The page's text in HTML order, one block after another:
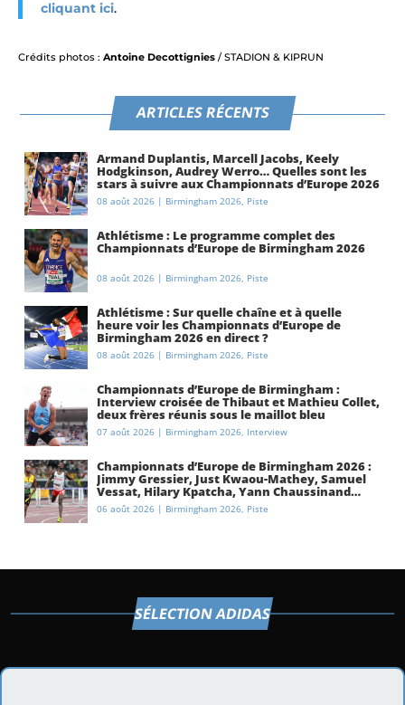
cliquant ici.
Crédits photos : Antoine Decottignies / STADION & KIPRUN
ARTICLES RÉCENTS
Armand Duplantis, Marcell Jacobs, Keely
Hodgkinson, Audrey Werro… Quelles sont les
stars à suivre aux Championnats d’Europe 2026
à Birmingham ?
08 août 2026 | Birmingham 2026, Piste
Athlétisme : Le programme complet des
Championnats d’Europe de Birmingham 2026
08 août 2026 | Birmingham 2026, Piste
Athlétisme : Sur quelle chaîne et à quelle
heure voir les Championnats d’Europe de
Birmingham 2026 en direct ?
08 août 2026 | Birmingham 2026, Piste
Championnats d’Europe de Birmingham :
Interview croisée de Thibaut et Mathieu Collet,
deux frères réunis sous le maillot bleu
07 août 2026 | Birmingham 2026, Interview
Championnats d’Europe de Birmingham 2026 :
Jimmy Gressier, Just Kwaou-Mathey, Samuel
Vessat, Hilary Kpatcha, Yann Chaussinand…
Présentation de l’équipe de France
d’athlétisme
06 août 2026 | Birmingham 2026, Piste
SÉLECTION ADIDAS